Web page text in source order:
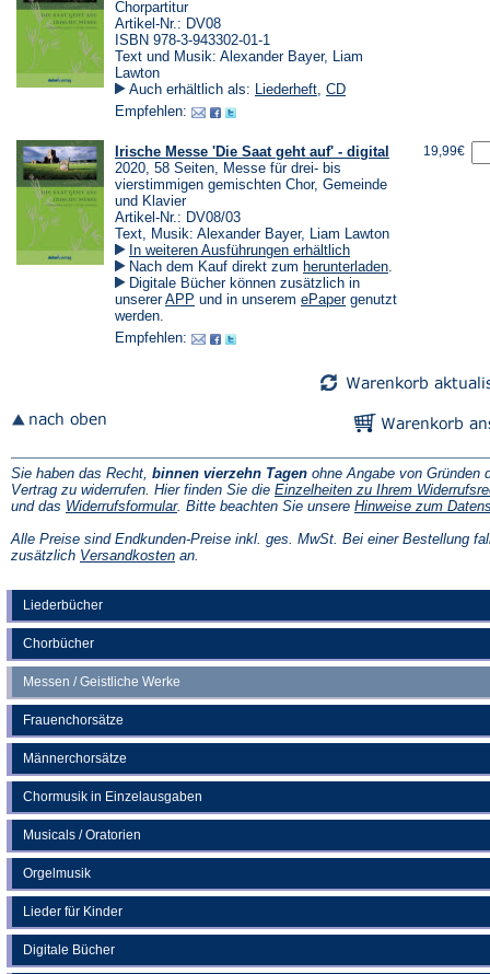
Liederbücher
Chorbücher
Messen / Geistliche Werke
Frauenchorsätze
Männerchorsätze
Chormusik in Einzelausgaben
Musicals / Oratorien
Orgelmusik
Lieder für Kinder
Digitale Bücher
Chorpartitur
Artikel-Nr.: DV08
ISBN 978-3-943302-01-1
Text und Musik: Alexander Bayer, Liam
Lawton
Auch erhältlich als: Liederheft, CD
Empfehlen:
Irische Messe 'Die Saat geht auf' - digital
2020, 58 Seiten, Messe für drei- bis
vierstimmigen gemischten Chor, Gemeinde
und Klavier
Artikel-Nr.: DV08/03
Text, Musik: Alexander Bayer, Liam Lawton
In weiteren Ausführungen erhältlich
Nach dem Kauf direkt zum herunterladen(Öffnet
einem
.
Digitale Bücher können zusätzlich in
unsererAPP (Öffnet
neuen
und in unserem ePaper(Öffnet
genutzt
werden.
Empfehlen:
19,99€
Sie haben das Recht, binnen vierzehn Tagen ohne Angabe von Gründen
Vertrag zu widerrufen. Hier finden Sie die Einzelheiten zu Ihrem
und das Widerrufsformular(Öffnet
einem
neuen
. Bitte beachten Sie unsere Hinweise zum
Alle Preise sind Endkunden-Preise inkl. ges. MwSt. Bei einer Bestellung
zusätzlich Versandkosten(Öffnet
an.